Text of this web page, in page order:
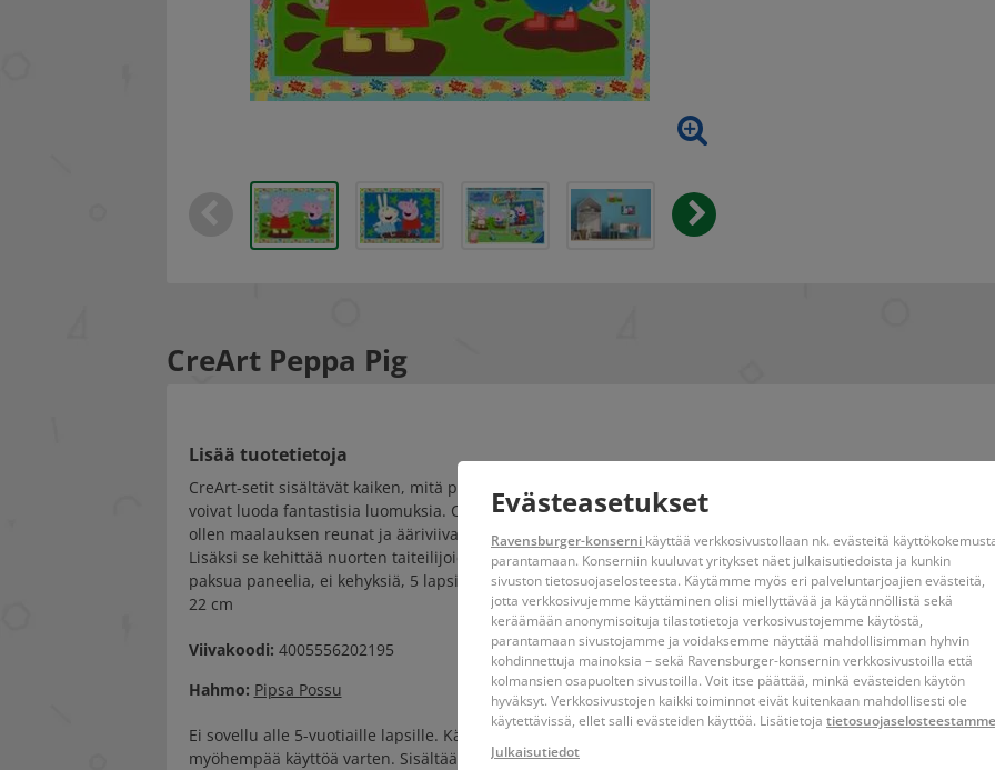
CreArt Peppa Pig
Lisää tuotetietoja
CreArt-setit sisältävät kaiken, mitä pieni taiteilija tarvitsee. Settiin kuuluu laadukas hienokärkinen sivellin
voivat luoda fantastisia luomuksia. CreArt-seteissä ei ole mustia ääriviivoja. Sen sijaan reunat on painettu
ollen maalauksen reunat ja ääriviivat näyttävät ammattimaisemmilta, ja lopputuloksesta voi olla todella
Lisäksi se kehittää nuorten taiteilijoiden sorminäppäryyttä, parantaa keskittymiskykyä ja takaa
paksua paneelia, ei kehyksiä, 5 lapsiystävällistä väriä suljettavissa purkeissa, pensseli tukevalla
22 cm
Viivakoodi: 4005556202195
Hahmo: Pipsa Possu
Ei sovellu alle 5-vuotiaille lapsille. Käyttö vain aikuisen valvonnan alaisena. Lue ohjeet ennen käyttöä,
myöhempää käyttöä varten. Sisältää reaktiomassa: 5-kloori-2-metyyli-2H-isotiatsol-3-onin ja 2-metyyli- 2H-
Evästeasetukset
Ravensburger-konserni käyttää verkkosivustollaan nk. evästeitä
parantamaan. Konserniin kuuluvat yritykset näet julkaisutiedoista ja kunkin
sivuston tietosuojaselosteesta. Käytämme myös eri palveluntarjoajien evästeitä,
jotta verkkosivujemme käyttäminen olisi miellyttävää ja käytännöllistä sekä
keräämään anonymisoituja tilastotietoja verkosivustojemme käytöstä,
parantamaan sivustojamme ja voidaksemme näyttää mahdollisimman hyhvin
kohdinnettuja mainoksia – sekä Ravensburger-konsernin verkkosivustoilla että
kolmansien osapuolten sivustoilla. Voit itse päättää, minkä evästeiden käytön
hyväksyt. Verkkosivustojen kaikki toiminnot eivät kuitenkaan mahdollisesti ole
käytettävissä, ellet salli evästeiden käyttöä. Lisätietoja tietosuojaselosteestamme
Julkaisutiedot